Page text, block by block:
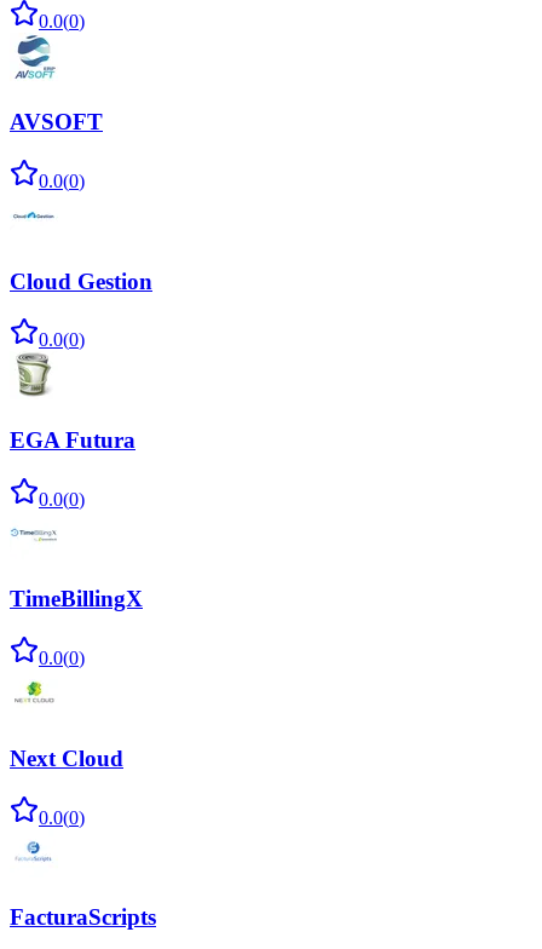
0.0(0)
AVSOFT
0.0(0)
Cloud Gestion
0.0(0)
EGA Futura
0.0(0)
TimeBillingX
0.0(0)
Next Cloud
0.0(0)
FacturaScripts